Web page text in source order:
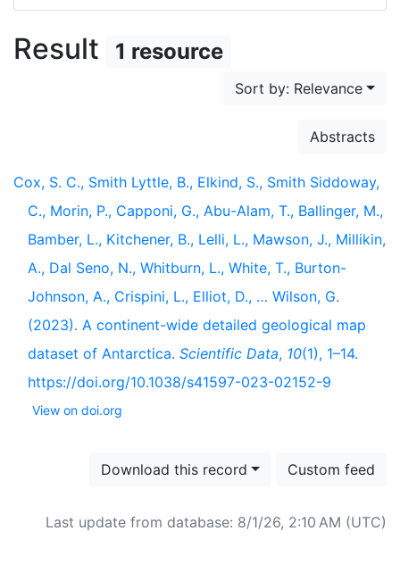
Result 1 resource
Sort by: Relevance
Abstracts
Cox, S. C., Smith Lyttle, B., Elkind, S., Smith Siddoway,
C., Morin, P., Capponi, G., Abu-Alam, T., Ballinger, M.,
Bamber, L., Kitchener, B., Lelli, L., Mawson, J., Millikin,
A., Dal Seno, N., Whitburn, L., White, T., Burton-
Johnson, A., Crispini, L., Elliot, D., … Wilson, G.
(2023). A continent-wide detailed geological map
dataset of Antarctica. Scientific Data, 10(1), 1–14.
https://doi.org/10.1038/s41597-023-02152-9
View on doi.org
Download this record Custom feed
Last update from database: 8/1/26, 2:10 AM (UTC)